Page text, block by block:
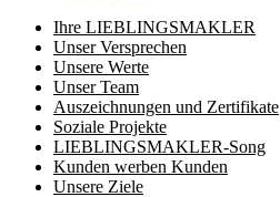
Ihre LIEBLINGSMAKLER
Unser Versprechen
Unsere Werte
Unser Team
Auszeichnungen und Zertifikate
Soziale Projekte
LIEBLINGSMAKLER-Song
Kunden werben Kunden
Unsere Ziele